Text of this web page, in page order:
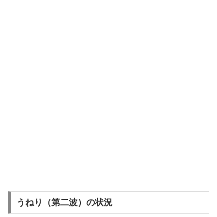
うねり（第二波）の状況